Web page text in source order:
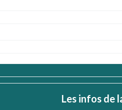
Les infos de